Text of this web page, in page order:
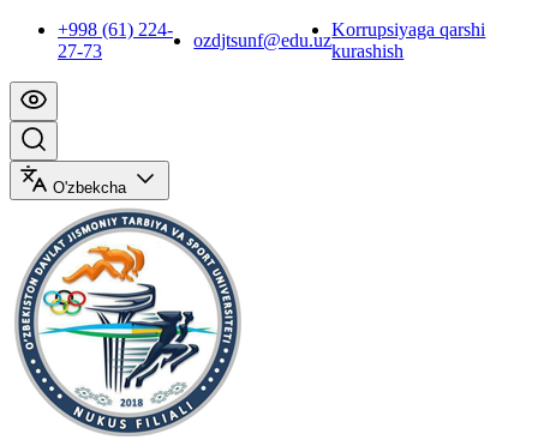
+998 (61) 224-
27-73
ozdjtsunf@edu.uz
Korrupsiyaga qarshi
kurashish
O'zbekcha